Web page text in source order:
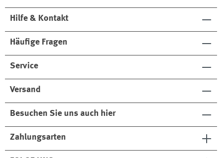
Hilfe & Kontakt
Häufige Fragen
Service
Versand
Besuchen Sie uns auch hier
Zahlungsarten